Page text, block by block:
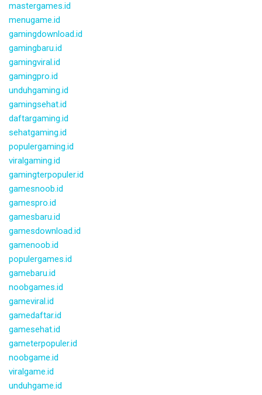
mastergames.id
menugame.id
gamingdownload.id
gamingbaru.id
gamingviral.id
gamingpro.id
unduhgaming.id
gamingsehat.id
daftargaming.id
sehatgaming.id
populergaming.id
viralgaming.id
gamingterpopuler.id
gamesnoob.id
gamespro.id
gamesbaru.id
gamesdownload.id
gamenoob.id
populergames.id
gamebaru.id
noobgames.id
gameviral.id
gamedaftar.id
gamesehat.id
gameterpopuler.id
noobgame.id
viralgame.id
unduhgame.id